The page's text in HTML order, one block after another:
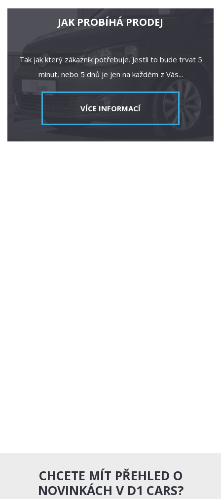
JAK PROBÍHÁ PRODEJ
Tak jak který zákazník potřebuje. Jestli to bude trvat 5
minut, nebo 5 dnů je jen na každém z Vás...
VÍCE INFORMACÍ
CHCETE MÍT PŘEHLED O
NOVINKÁCH V D1 CARS?